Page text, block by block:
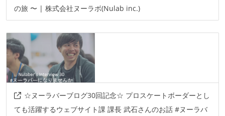
の旅 〜 | 株式会社ヌーラボ(Nulab inc.)
☆ヌーラバーブログ30回記念☆ プロスケートボーダーとし
ても活躍するウェブサイト課 課長 武石さんのお話 #ヌーラバ